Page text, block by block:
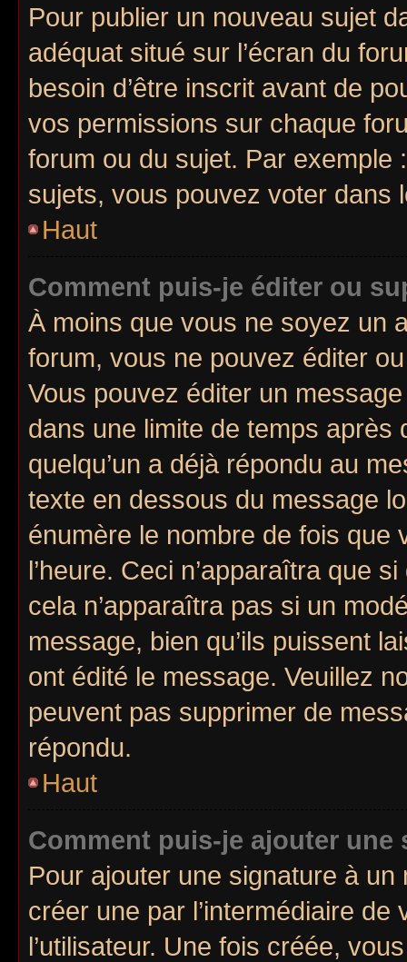
Pour publier un nouveau sujet
adéquat situé sur l’écran du
besoin d’être inscrit avant de
vos permissions sur chaque
forum ou du sujet. Par
sujets, vous pouvez voter dans
Haut
Comment puis-je éditer ou
À moins que vous ne soyez un
forum, vous ne pouvez éditer
Vous pouvez éditer un
dans une limite de temps après
quelqu’un a déjà répondu au
texte en dessous du message
énumère le nombre de fois que
l’heure. Ceci n’apparaîtra que
cela n’apparaîtra pas si un
message, bien qu’ils puissent
ont édité le message. Veuillez
peuvent pas supprimer de
répondu.
Haut
Comment puis-je ajouter une
Pour ajouter une signature à
créer une par l’intermédiaire
l’utilisateur. Une fois créée,